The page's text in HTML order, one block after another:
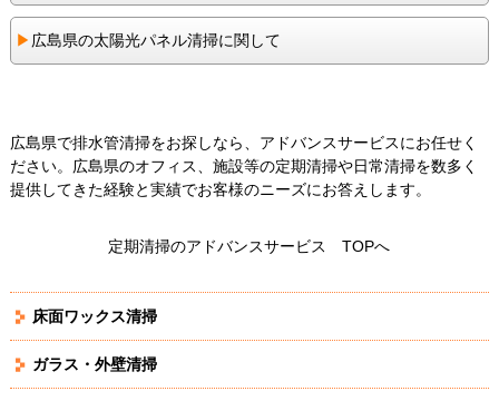
▶︎ 広島県の太陽光パネル清掃に関して
広島県で排水管清掃をお探しなら、アドバンスサービスにお任せく
ださい。広島県のオフィス、施設等の定期清掃や日常清掃を数多く
提供してきた経験と実績でお客様のニーズにお答えします。
定期清掃のアドバンスサービス TOPへ
床面ワックス清掃
ガラス・外壁清掃